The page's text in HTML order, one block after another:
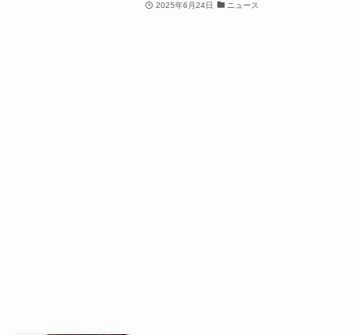
2025年6月24日 ニュース